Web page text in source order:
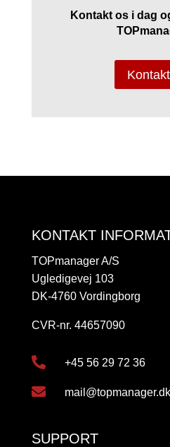
Kontakt os i dag
KONTAKT
TOPmanager A/S
Ugledigevej 103
DK-4760 Vordingborg
CVR-nr. 44657090
 +45 56 29 72 36
 mail@topmanager.dk
SUPPORT